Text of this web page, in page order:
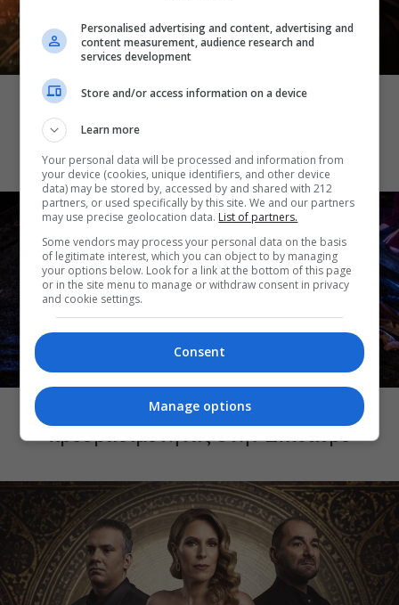
ΘΕΑΤΡΙΚΑ ΝΕΑ
Μια Ιλιάδα: Σύγχρονη σκηνική εκδοχή
του ομηρικού έπους με την Πέγκυ
Τρικαλιώτη σε όλους τους ρόλους
Τρωάδες: Νέα παράσταση καθολικής
προσβασιμότητας στην Επίδαυρο
Personalised advertising and content, advertising and
content measurement, audience research and
services development
Store and/or access information on a device
Learn more
Your personal data will be processed and information from
your device (cookies, unique identifiers, and other device
data) may be stored by, accessed by and shared with 212
partners, or used specifically by this site. We and our partners
may use precise geolocation data. List of partners.
Some vendors may process your personal data on the basis
of legitimate interest, which you can object to by managing
your options below. Look for a link at the bottom of this page
or in the site menu to manage or withdraw consent in privacy
and cookie settings.
Consent
Manage options